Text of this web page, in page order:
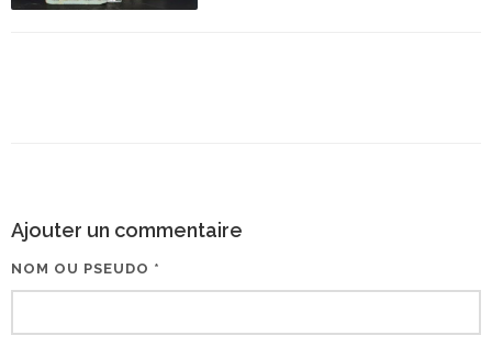
Ajouter un commentaire
NOM OU PSEUDO *